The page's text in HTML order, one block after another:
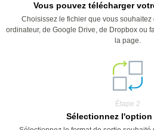
Vous pouvez télécharger
Choisissez le fichier que vous souhaitez
ordinateur, de Google Drive, de Dropbox ou
la page.
Étape 2
Sélectionnez l'option